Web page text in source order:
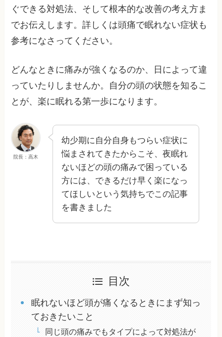
ぐできる対処法、そして根本的な改善の考え方ま
でお伝えします。詳しくは頭痛で眠れない症状も
参考になさってください。
どんなときに痛みが強くなるのか、日によって違
っていたりしませんか。自分の頭の状態を知るこ
とが、楽に眠れる第一歩になります。
院長：高木
幼少期に自分自身もつらい症状に
悩まされてきたからこそ、夜眠れ
ないほどの頭の痛みで困っている
方には、できるだけ早く楽になっ
てほしいという気持ちでこの記事
を書きました
目次
眠れないほど頭が痛くなるときにまず知っ
ておきたいこと
同じ頭の痛みでもタイプによって対処法が